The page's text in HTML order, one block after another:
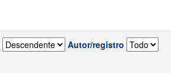
Autor/registro